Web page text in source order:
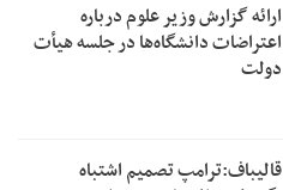
ارائه گزارش وزیر علوم درباره
اعتراضات دانشگاه‌ها در جلسه هیأت
دولت
قالیباف:ترامپ تصمیم اشتباه